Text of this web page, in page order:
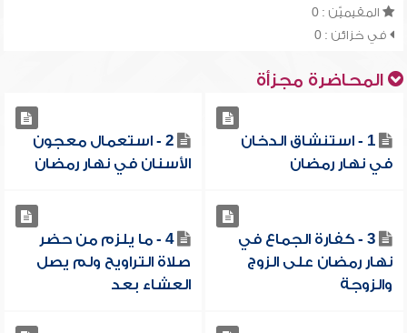
المقيميّن : 0
في خزائن : 0
المحاضرة مجزأة
1 - استنشاق الدخان
في نهار رمضان
2 - ‏استعمال معجون
الأسنان في نهار رمضان
3 - كفارة الجماع في
نهار رمضان على الزوج
والزوجة
4 - ما يلزم من حضر
صلاة التراويح ولم يصل
العشاء بعد